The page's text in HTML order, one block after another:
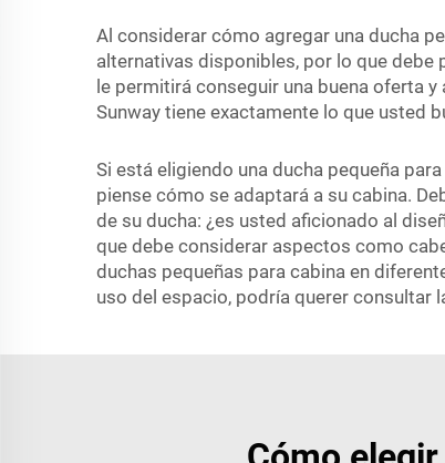
Al considerar cómo agregar una ducha
alternativas disponibles, por lo que debe
le permitirá conseguir una buena oferta
Sunway tiene exactamente lo que usted
Si está eligiendo una ducha pequeña
piense cómo se adaptará a su cabina.
de su ducha: ¿es usted aficionado al
que debe considerar aspectos como
duchas pequeñas para cabina en
uso del espacio, podría querer consultar